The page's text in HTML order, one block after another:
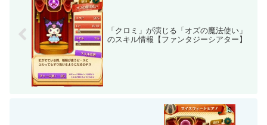
「クロミ」が演じる「オズの魔法使い」
のスキル情報【ファンタジーシアター】